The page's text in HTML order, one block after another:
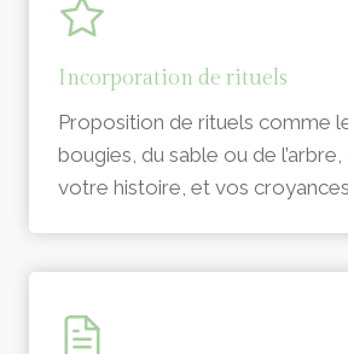
Incorporation de rituels
Proposition de rituels comme
bougies, du sable ou de
votre histoire, et vos